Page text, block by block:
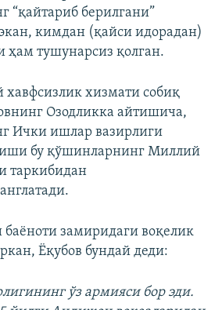
берилгани”
кимдан (қайси идорадан)
ҳам тушунарсиз қолган.
хизмати собиқ
Озодликка айтишича,
Ички ишлар вазирлиги
бу қўшинларнинг Миллий
таркибидан
замиридаги воқелик
Ёқубов бундай деди:
ўз армияси бор эди.